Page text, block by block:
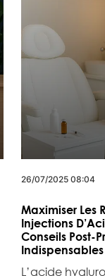
26/07/2025 08:04
Maximiser Les
Injections
Conseils Post-
Indispensables
L’acide